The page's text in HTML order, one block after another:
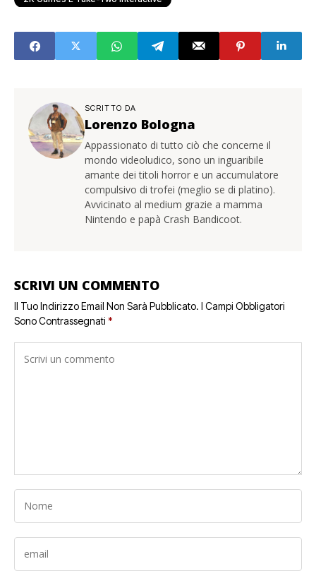
SCRITTO DA
Lorenzo Bologna
Appassionato di tutto ciò che concerne il
mondo videoludico, sono un inguaribile
amante dei titoli horror e un accumulatore
compulsivo di trofei (meglio se di platino).
Avvicinato al medium grazie a mamma
Nintendo e papà Crash Bandicoot.
SCRIVI UN COMMENTO
Il Tuo Indirizzo Email Non Sarà Pubblicato. I Campi Obbligatori
Sono Contrassegnati *